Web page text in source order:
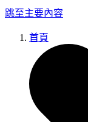
跳至主要內容
首頁